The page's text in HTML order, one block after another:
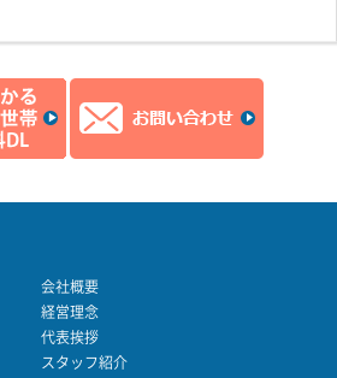
会社概要
経営理念
代表挨拶
スタッフ紹介